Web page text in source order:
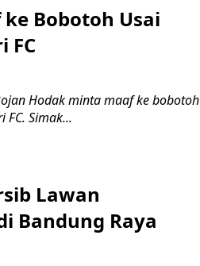
Bobotoh Usai
FC
Hodak minta maaf ke bobotoh
Simak...
Lawan
Bandung Raya